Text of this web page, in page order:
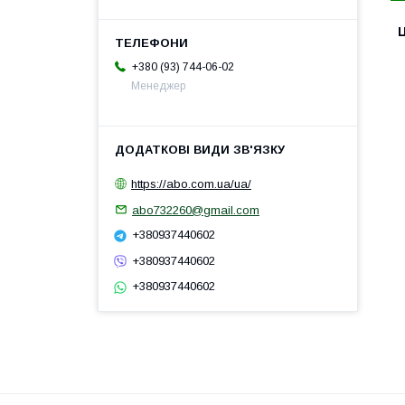
+380 (93) 744-06-02
Менеджер
https://abo.com.ua/ua/
abo732260@gmail.com
+380937440602
+380937440602
+380937440602